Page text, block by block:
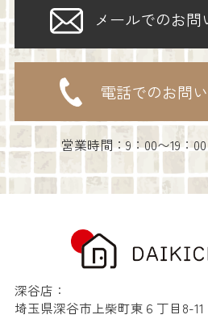
メールでのお問
電話でのお問
営業時間：9：00〜19：
深谷店：
埼玉県深谷市上柴町東６丁目8-11